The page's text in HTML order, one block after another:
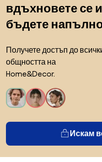
вдъхновете се и
бъдете
Получете достъп до
общността на
Home&Decor.
Искам